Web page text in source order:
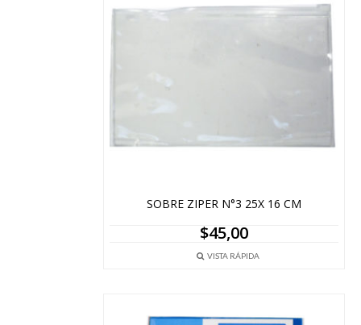
SOBRE ZIPER N°3 25X 16 CM
$45,00
VISTA RÁPIDA